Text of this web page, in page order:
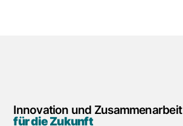
Innovation und Zusammenarbeit
für die Zukunft